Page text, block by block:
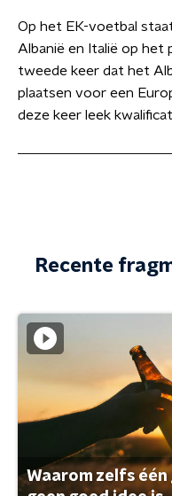
Op het EK-voetbal
Albanië en Italië op het
tweede keer dat het
plaatsen voor een
deze keer leek
Recente
Waarom zelfs